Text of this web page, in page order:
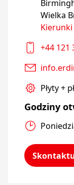
Wielka
+44 121
Płyty +
Godziny